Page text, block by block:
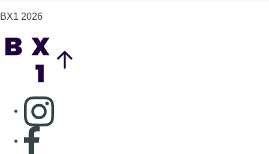
BX1 2026
Consulter page Instagram
Consulter page Facebook